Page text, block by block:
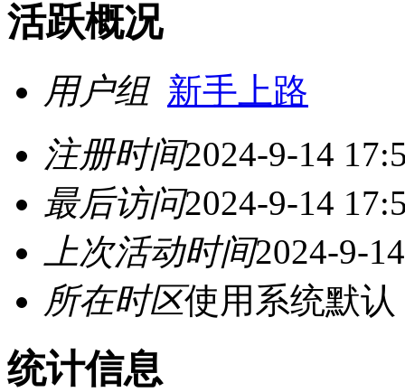
活跃概况
用户组 新手上路
注册时间2024-9-14
最后访问2024-9-14
上次活动时间2024-9-
所在时区使用系统默认
统计信息